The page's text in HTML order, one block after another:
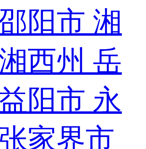
阳市 湘
西州 岳
阳市 永
家界市